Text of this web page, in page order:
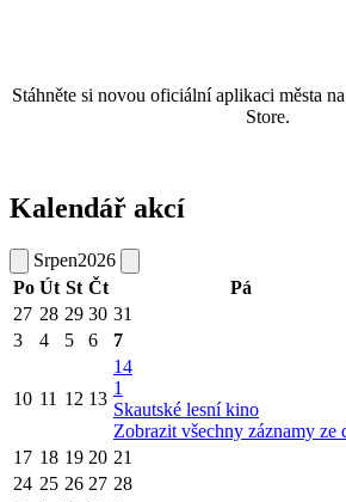
Stáhněte si novou oficiální aplikaci města
Store.
Kalendář akcí
Srpen2026
Po Út St Čt Pá
27 28 29 30 31
3
4 5 6 7
10 11 12 13
14
1
Skautské lesní kino
Zobrazit všechny záznamy ze
17 18 19 20 21
24 25 26 27 28